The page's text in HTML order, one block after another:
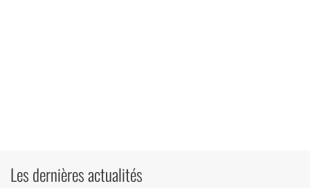
Les dernières actualités